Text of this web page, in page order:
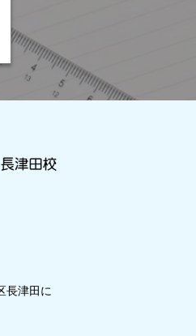
長津田に